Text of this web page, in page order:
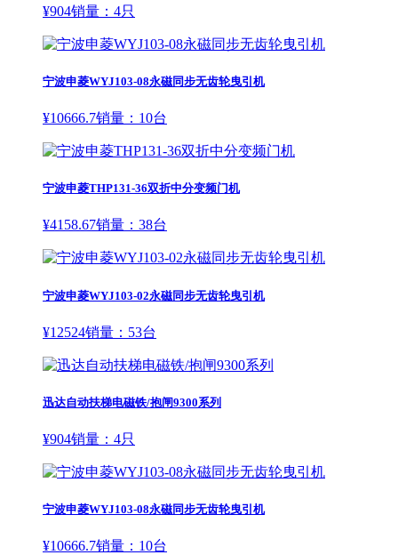
¥904销量： 4只
宁波申菱WYJ103-08永磁同步无齿轮曳引机
¥10666.7销量： 10台
宁波申菱THP131-36双折中分变频门机
¥4158.67销量： 38台
宁波申菱WYJ103-02永磁同步无齿轮曳引机
¥12524销量： 53台
迅达自动扶梯电磁铁/抱闸9300系列
¥904销量： 4只
宁波申菱WYJ103-08永磁同步无齿轮曳引机
¥10666.7销量： 10台